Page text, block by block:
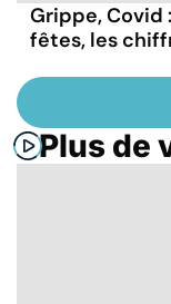
Grippe, Covid
fêtes, les
Plus de